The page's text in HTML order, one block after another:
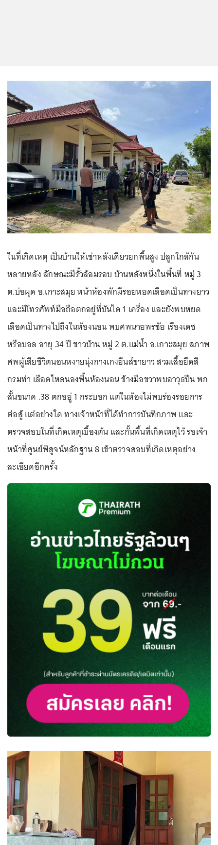
ในที่เกิดเหตุ เป็นบ้านให้เช่าหลังเดียวยกพื้นสูง ปลูกใกล้กัน
หลายหลัง ลักษณะมีรั้วล้อมรอบ บ้านหลังหนึ่งในพื้นที่ หมู่ 3
ต.บ่อผุด อ.เกาะสมุย หน้าห้องพักมีรอยหยดเลือดเป็นทางยาว
และมีโทรศัพท์มือถือตกอยู่ที่บันได 1 เครื่อง และยังพบหยด
เลือดเป็นทางไปถึงในห้องนอน พบศพนายพรชัย เรืองเดช
หรือบอล อายุ 34 ปี ชาวบ้าน หมู่ 2 ต.แม่น้ำ อ.เกาะสมุย สภาพ
ศพผู้เสียชีวิตนอนหงายนุ่งกางเกงยีนส์ขายาว สวมเสื้อยืดสี
กรมท่า เลือดไหลนองพื้นห้องนอน ข้างมือขวาพบอาวุธปืน พก
สั้นขนาด .38 ตกอยู่ 1 กระบอก แต่ในห้องไม่พบร่องรอยการ
ต่อสู้ แต่อย่างใด ทางเจ้าหน้าที่ได้ทำการบันทึกภาพ และ
ตรวจสอบในที่เกิดเหตุเบื้องต้น และกั้นพื้นที่เกิดเหตุไว้ รอเจ้า
หน้าที่ศูนย์พิสูจน์หลักฐาน 8 เข้าตรวจสอบที่เกิดเหตุอย่าง
ละเอียดอีกครั้ง